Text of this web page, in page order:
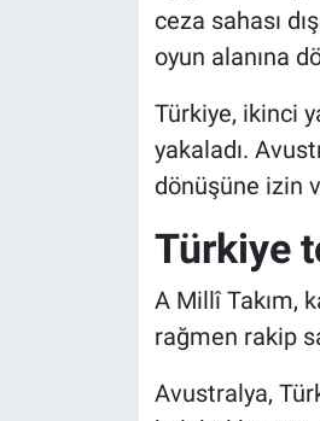
ceza sahası
oyun alanına
Türkiye, ikinci
yakaladı.
dönüşüne izin
Türkiye
A Millî Takım,
rağmen rakip
Avustralya,